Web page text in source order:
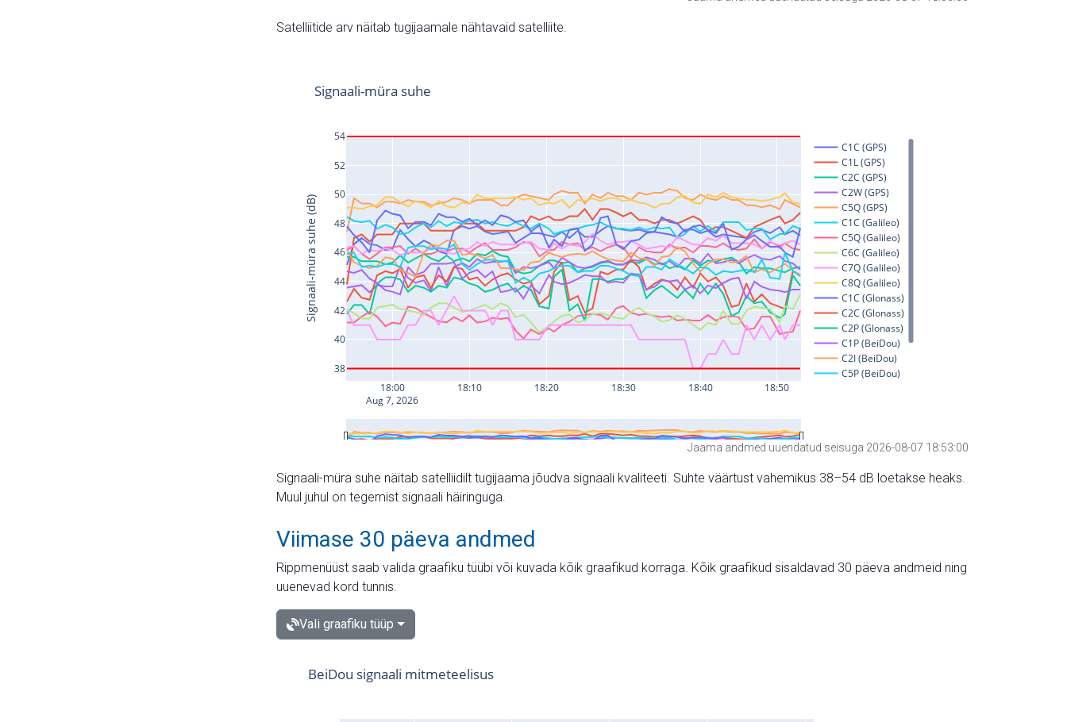
Satelliitide arv näitab tugijaamale nähtavaid satelliite.
Jaama andmed uuendatud seisuga 2026-08-07 18:53:00
Signaali-müra suhe näitab satelliidilt tugijaama jõudva signaali kvaliteeti. Suhte väärtust vahemikus 38–54 dB loetakse heaks.
Muul juhul on tegemist signaali häiringuga.
Viimase 30 päeva andmed
Rippmenüüst saab valida graafiku tüübi või kuvada kõik graafikud korraga. Kõik graafikud sisaldavad 30 päeva andmeid ning
uuenevad kord tunnis.
Vali graafiku tüüp
BeiDou signaali mitmeteelisus